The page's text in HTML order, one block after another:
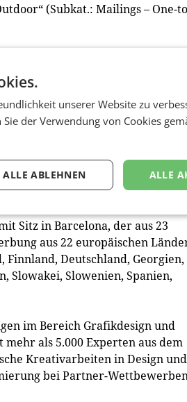
(Subkat.: Mailings – One-
für Technisches Museum
advertising)
(Subkat.: Integrated
„Film & Radio“
(Subkat.: Radio Commercials)
Sitz in Barcelona, der aus 23
aus 22 europäischen
Finnland, Deutschland, Georgien,
Slowakei, Slowenien, Spanien,
im Bereich Grafikdesign und
als 5.000 Experten aus dem
Kreativarbeiten in Design und
bei Partner-
unserer Website zu
der Verwendung von Cookies
ALLE
ALLE ABLEHNEN